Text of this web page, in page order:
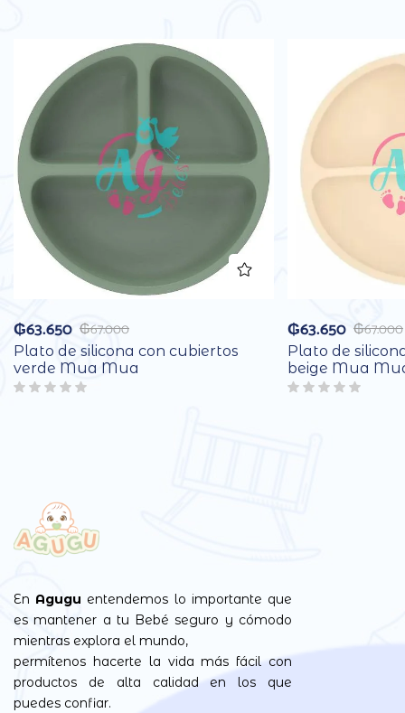
₲67.000
₲63.650
Plato de silicona con cubiertos
verde Mua Mua
₲67.000
₲63.650
Plato de
beige Mua
En Agugu entendemos lo importante que
es mantener a tu Bebé seguro y cómodo
mientras explora el mundo,
permítenos hacerte la vida más fácil con
productos de alta calidad en los que
puedes confiar.